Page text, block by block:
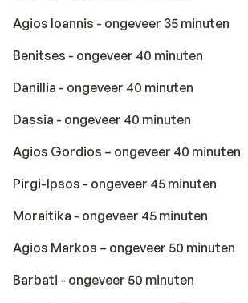
Agios Ioannis - ongeveer 35 minuten
Benitses - ongeveer 40 minuten
Danillia - ongeveer 40 minuten
Dassia - ongeveer 40 minuten
Agios Gordios – ongeveer 40 minuten
Pirgi-Ipsos - ongeveer 45 minuten
Moraitika - ongeveer 45 minuten
Agios Markos – ongeveer 50 minuten
Barbati - ongeveer 50 minuten